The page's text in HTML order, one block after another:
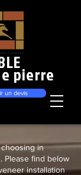
pierre
un devis
in
Please find below
installation